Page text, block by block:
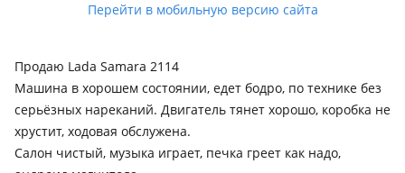
Перейти в мобильную версию сайта
Продаю Lada Samara 2114
Машина в хорошем состоянии, едет бодро, по технике без
серьёзных нареканий. Двигатель тянет хорошо, коробка не
хрустит, ходовая обслужена.
Салон чистый, музыка играет, печка греет как надо,